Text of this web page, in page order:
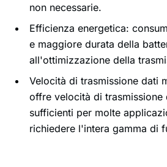
non necessarie.
Efficienza energetica:
e maggiore durata della
all'ottimizzazione della
Velocità di trasmissione dati
offre velocità di trasmissione
sufficienti per molte
richiedere l'intera gamma di